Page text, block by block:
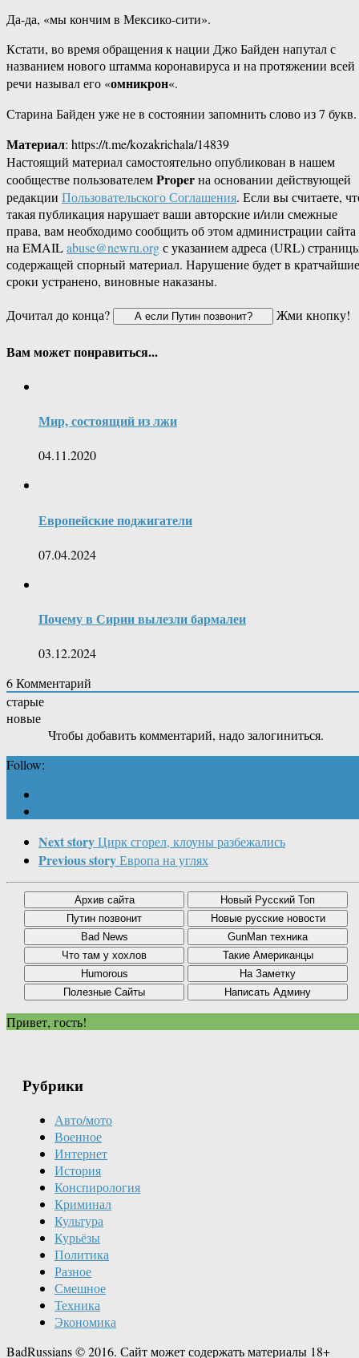
Да-да, «мы кончим в Мексико-сити».
Кстати, во время обращения к нации Джо Байден напутал с
названием нового штамма коронавируса и на протяжении всей
речи называл его «омникрон«.
Старина Байден уже не в состоянии запомнить слово из 7 букв.
Материал: https://t.me/kozakrichala/14839
Настоящий материал самостоятельно опубликован в нашем
сообществе пользователемProperна основании действующей
редакции Пользовательского Соглашения. Если вы считаете,
такая публикация нарушает ваши авторские и/или смежные
права, вам необходимо сообщить об этом администрации сайта
на EMAILabuse@newru.orgс указанием адреса (URL)
содержащей спорный материал. Нарушение будет в кратчайшие
сроки устранено, виновные наказаны.
Дочитал до конца?
Жми кнопку!
Вам может понравиться...
Мир, состоящий из лжи
04.11.2020
Европейские поджигатели
07.04.2024
Почему в Сирии вылезли бармалеи
03.12.2024
6Комментарий
старые
новые
Чтобы добавить комментарий, надо залогиниться.
Follow:
Next storyЦирк сгорел, клоуны разбежались
Previous storyЕвропа на углях
Привет, гость!
Рубрики
Авто/мото
Военное
Интернет
История
Конспирология
Криминал
Культура
Курьёзы
Политика
Разное
Смешное
Техника
Экономика
BadRussians © 2016. Сайт может содержать материалы 18+